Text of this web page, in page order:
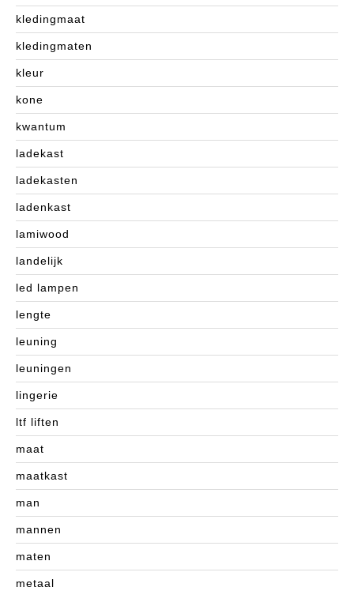
kledingmaat
kledingmaten
kleur
kone
kwantum
ladekast
ladekasten
ladenkast
lamiwood
landelijk
led lampen
lengte
leuning
leuningen
lingerie
ltf liften
maat
maatkast
man
mannen
maten
metaal